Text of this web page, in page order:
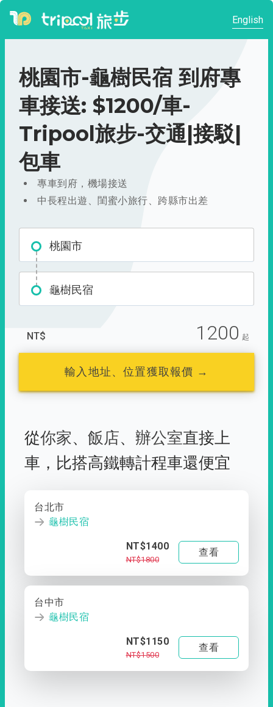
English
桃園市-龜樹民宿 到府專
車接送: $1200/車-
Tripool旅步-交通|接駁|
包車
專車到府，機場接送
中長程出遊、閨蜜小旅行、跨縣市出差
桃園市
龜樹民宿
NT$ 1200 起
輸入地址、位置獲取報價 →
從你家、 飯店、 辦公室直接上
車， 比搭高鐵轉計程車還便宜
台北市
龜樹民宿
NT$1400
NT$1800
查看
台中市
龜樹民宿
NT$1150
NT$1500
查看